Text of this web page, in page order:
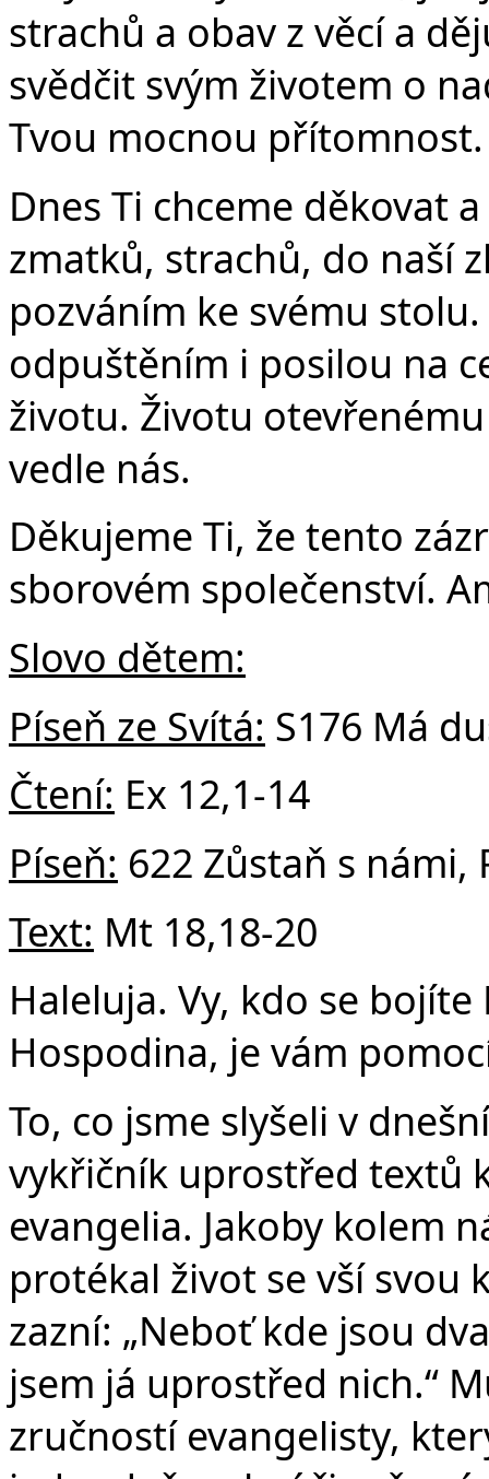
strachů a obav z věcí a
svědčit svým životem o
Tvou mocnou přítomnost.
Dnes Ti chceme děkovat
zmatků, strachů, do naší
pozváním ke svému
odpuštěním i posilou na
životu. Životu
vedle nás.
Děkujeme Ti, že tento
sborovém společenství.
Slovo dětem:
Píseň ze Svítá: S176 Má
Čtení: Ex 12,1-14
Píseň: 622 Zůstaň s námi,
Text: Mt 18,18-20
Haleluja. Vy, kdo se
Hospodina, je vám
To, co jsme slyšeli v
vykřičník uprostřed textů
evangelia. Jakoby kolem
protékal život se vší svou
zazní: „Neboť kde jsou
jsem já uprostřed nich.“
zručností evangelisty,